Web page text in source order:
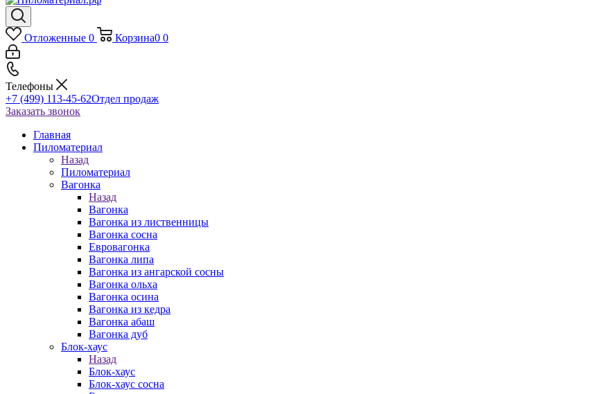
Отложенные 0 Корзина0 0
Телефоны
+7 (499) 113-45-62Отдел продаж
Заказать звонок
Главная
Пиломатериал
Назад
Пиломатериал
Вагонка
Назад
Вагонка
Вагонка из лиственницы
Вагонка сосна
Евровагонка
Вагонка липа
Вагонка из ангарской сосны
Вагонка ольха
Вагонка осина
Вагонка из кедра
Вагонка абаш
Вагонка дуб
Блок-хаус
Назад
Блок-хаус
Блок-хаус сосна